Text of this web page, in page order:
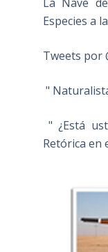
Especies a
Tweets por
"
" ¿Está
Retórica en